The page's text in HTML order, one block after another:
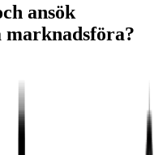
ansök